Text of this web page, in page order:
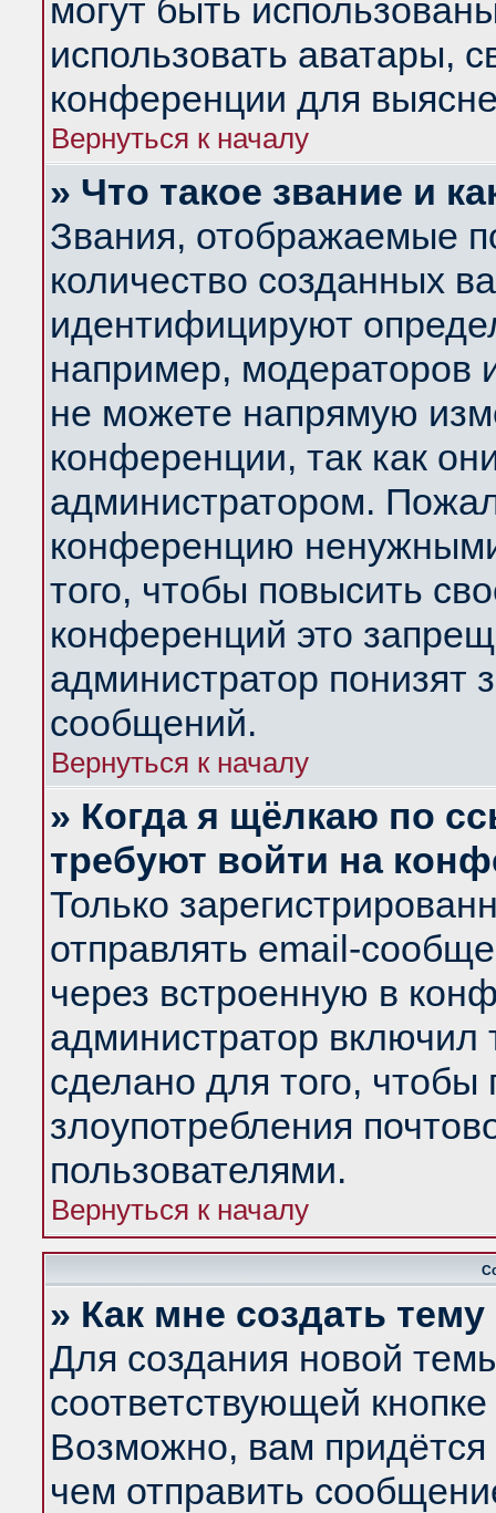
могут быть
использовать аватары,
конференции для
Вернуться к началу
» Что такое звание и
Звания, отображаемые
количество созданных
идентифицируют
например, модераторов
не можете напрямую
конференции, так как
администратором.
конференцию
того, чтобы повысить
конференций это
администратор понизят
сообщений.
Вернуться к началу
» Когда я щёлкаю по
требуют войти на
Только
отправлять email-
через встроенную в
администратор
сделано для того, чтобы
злоупотребления
пользователями.
Вернуться к началу
» Как мне создать
Для создания новой
соответствующей
Возможно, вам придётся
чем отправить